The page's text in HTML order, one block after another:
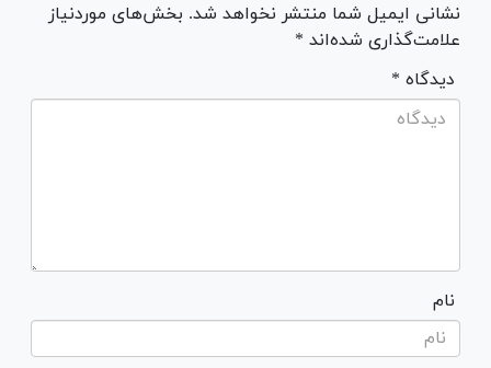
نشانی ایمیل شما منتشر نخواهد شد. بخش‌های موردنیاز
علامت‌گذاری شده‌اند *
* دیدگاه
نام